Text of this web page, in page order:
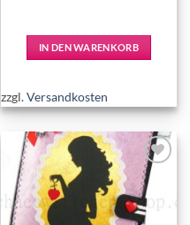
IN DEN WARENKORB
zzgl.Versandkosten
Add to
wishlist